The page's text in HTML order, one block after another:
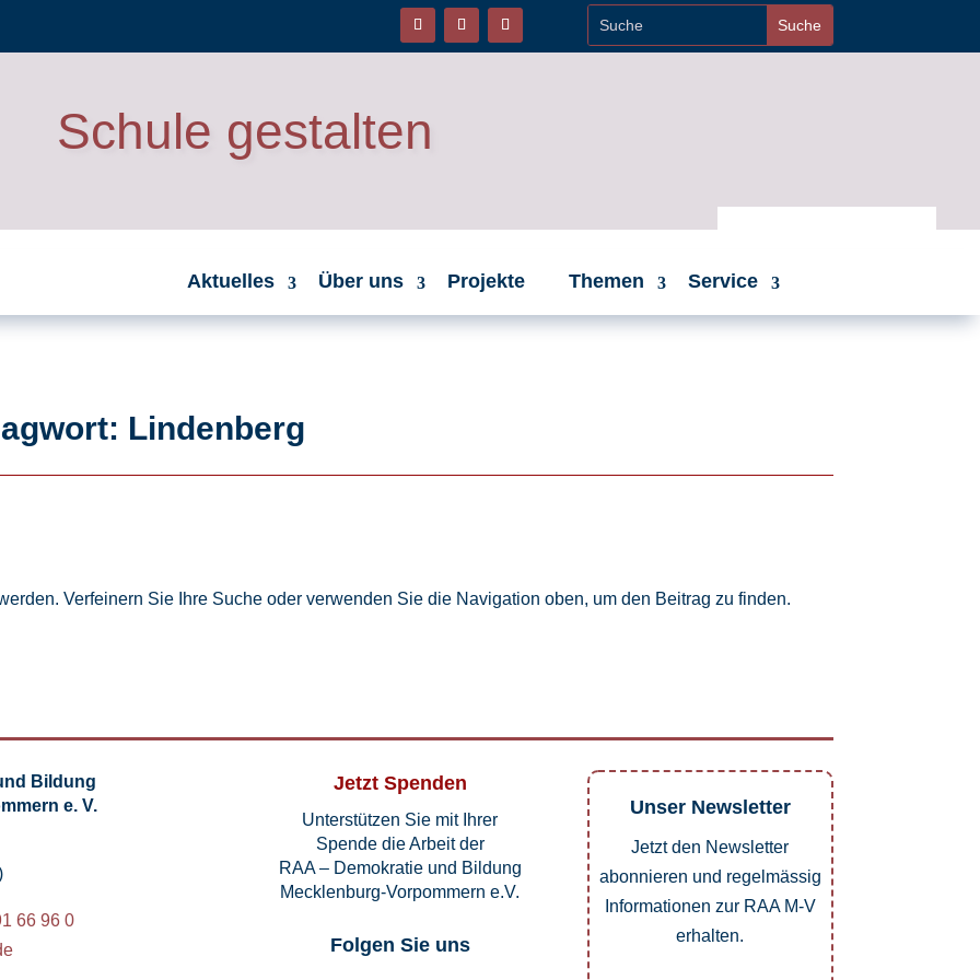
Schule gestalten
Aktuelles Über uns Projekte Themen Service
Lindenberg
Verfeinern Sie Ihre Suche oder verwenden Sie die Navigation oben, um den Beitrag zu finden.
Bildung
e. V.
66 96 0
Jetzt Spenden
Unterstützen Sie mit Ihrer
Spende die Arbeit der
RAA – Demokratie und Bildung
Mecklenburg-Vorpommern e.V.
Folgen Sie uns
Unser Newsletter
Jetzt den Newsletter
abonnieren und regelmässig
Informationen zur RAA M-V
erhalten.